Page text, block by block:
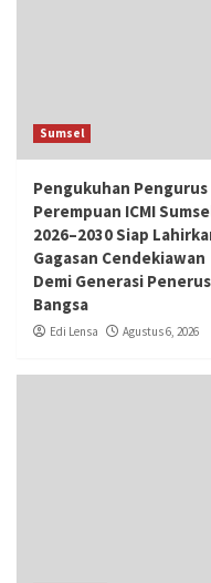
Sumsel
Pengukuhan Pengurus
Perempuan ICMI
2026–2030 Siap
Gagasan Cendekiawan
Demi Generasi Penerus
Bangsa
Edi Lensa Agustus 6, 2026